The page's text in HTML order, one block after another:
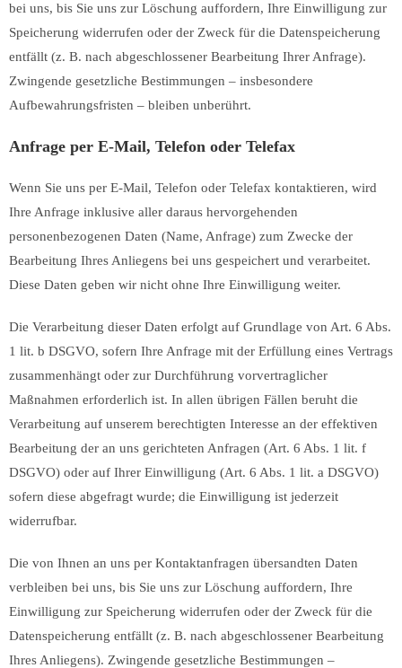
bei uns, bis Sie uns zur Löschung auffordern, Ihre Einwilligung zur
Speicherung widerrufen oder der Zweck für die Datenspeicherung
entfällt (z. B. nach abgeschlossener Bearbeitung Ihrer Anfrage).
Zwingende gesetzliche Bestimmungen – insbesondere
Aufbewahrungsfristen – bleiben unberührt.
Anfrage per E-Mail, Telefon oder Telefax
Wenn Sie uns per E-Mail, Telefon oder Telefax kontaktieren, wird
Ihre Anfrage inklusive aller daraus hervorgehenden
personenbezogenen Daten (Name, Anfrage) zum Zwecke der
Bearbeitung Ihres Anliegens bei uns gespeichert und verarbeitet.
Diese Daten geben wir nicht ohne Ihre Einwilligung weiter.
Die Verarbeitung dieser Daten erfolgt auf Grundlage von Art. 6 Abs.
1 lit. b DSGVO, sofern Ihre Anfrage mit der Erfüllung eines Vertrags
zusammenhängt oder zur Durchführung vorvertraglicher
Maßnahmen erforderlich ist. In allen übrigen Fällen beruht die
Verarbeitung auf unserem berechtigten Interesse an der effektiven
Bearbeitung der an uns gerichteten Anfragen (Art. 6 Abs. 1 lit. f
DSGVO) oder auf Ihrer Einwilligung (Art. 6 Abs. 1 lit. a DSGVO)
sofern diese abgefragt wurde; die Einwilligung ist jederzeit
widerrufbar.
Die von Ihnen an uns per Kontaktanfragen übersandten Daten
verbleiben bei uns, bis Sie uns zur Löschung auffordern, Ihre
Einwilligung zur Speicherung widerrufen oder der Zweck für die
Datenspeicherung entfällt (z. B. nach abgeschlossener Bearbeitung
Ihres Anliegens). Zwingende gesetzliche Bestimmungen –